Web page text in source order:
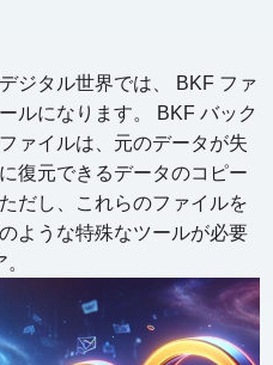
ジタル世界では、 BKF ファ
ルになります。 BKF バック
ァイルは、元のデータが失
復元できるデータのコピー
だし、これらのファイルを
ような特殊なツールが必要